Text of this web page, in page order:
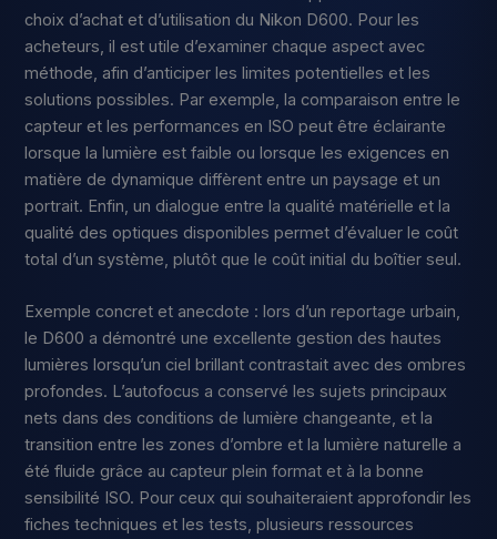
choix d’achat et d’utilisation du Nikon D600. Pour les
acheteurs, il est utile d’examiner chaque aspect avec
méthode, afin d’anticiper les limites potentielles et les
solutions possibles. Par exemple, la comparaison entre le
capteur et les performances en ISO peut être éclairante
lorsque la lumière est faible ou lorsque les exigences en
matière de dynamique diffèrent entre un paysage et un
portrait. Enfin, un dialogue entre la qualité matérielle et la
qualité des optiques disponibles permet d’évaluer le coût
total d’un système, plutôt que le coût initial du boîtier seul.
Exemple concret et anecdote : lors d’un reportage urbain,
le D600 a démontré une excellente gestion des hautes
lumières lorsqu’un ciel brillant contrastait avec des ombres
profondes. L’autofocus a conservé les sujets principaux
nets dans des conditions de lumière changeante, et la
transition entre les zones d’ombre et la lumière naturelle a
été fluide grâce au capteur plein format et à la bonne
sensibilité ISO. Pour ceux qui souhaiteraient approfondir les
fiches techniques et les tests, plusieurs ressources